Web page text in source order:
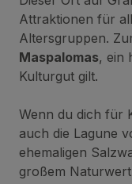
Attraktionen für
Altersgruppen.
Maspalomas, ein
Kulturgut gilt.
Wenn du dich für
auch die Lagune
ehemaligen
großem Naturwert